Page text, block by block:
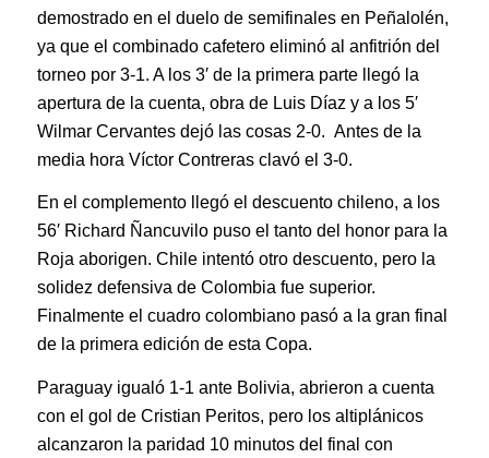
demostrado en el duelo de semifinales en Peñalolén,
ya que el combinado cafetero eliminó al anfitrión del
torneo por 3-1. A los 3′ de la primera parte llegó la
apertura de la cuenta, obra de Luis Díaz y a los 5′
Wilmar Cervantes dejó las cosas 2-0. Antes de la
media hora Víctor Contreras clavó el 3-0.
En el complemento llegó el descuento chileno, a los
56′ Richard Ñancuvilo puso el tanto del honor para la
Roja aborigen. Chile intentó otro descuento, pero la
solidez defensiva de Colombia fue superior.
Finalmente el cuadro colombiano pasó a la gran final
de la primera edición de esta Copa.
Paraguay igualó 1-1 ante Bolivia, abrieron a cuenta
con el gol de Cristian Peritos, pero los altiplánicos
alcanzaron la paridad 10 minutos del final con